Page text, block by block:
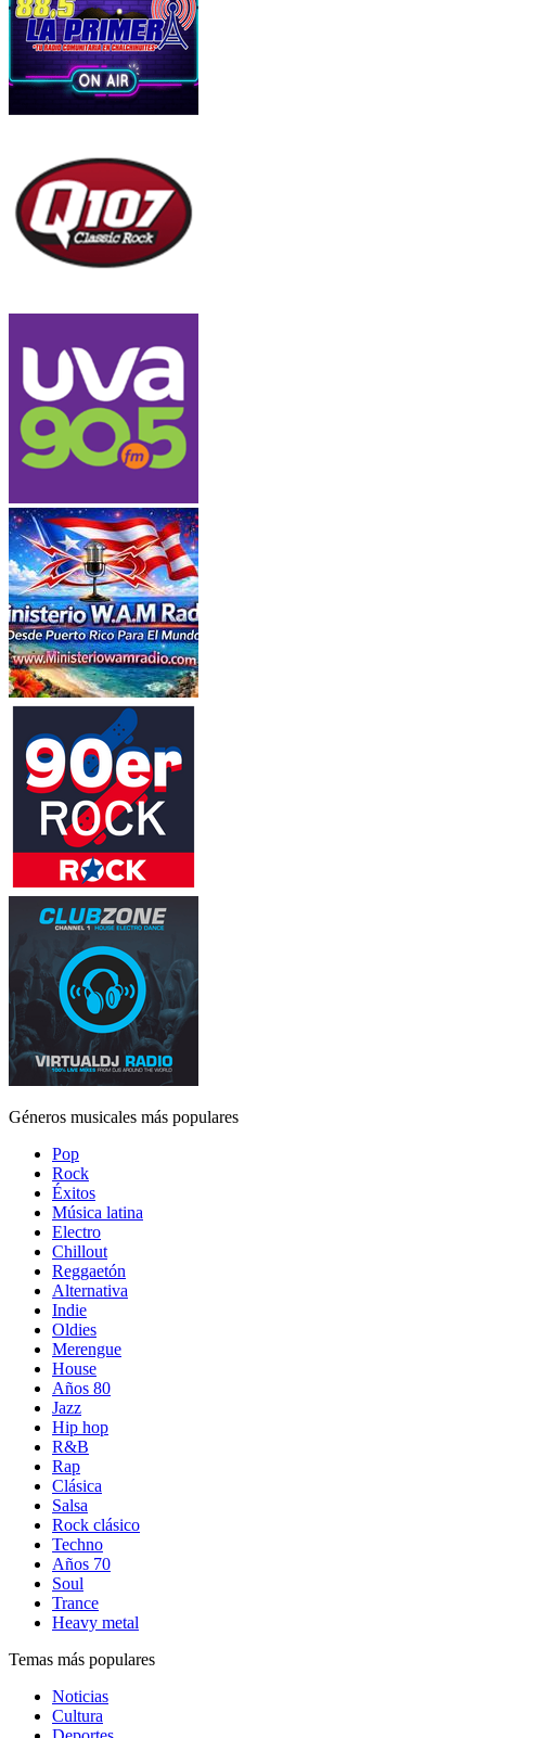
Géneros musicales más populares
Pop
Rock
Éxitos
Música latina
Electro
Chillout
Reggaetón
Alternativa
Indie
Oldies
Merengue
House
Años 80
Jazz
Hip hop
R&B
Rap
Clásica
Salsa
Rock clásico
Techno
Años 70
Soul
Trance
Heavy metal
Temas más populares
Noticias
Cultura